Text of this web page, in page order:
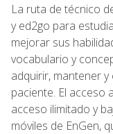
La ruta de técnico
y ed2go para
mejorar sus
vocabulario y
adquirir, mantener
paciente. El acceso
acceso ilimitado y
móviles de EnGen,